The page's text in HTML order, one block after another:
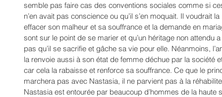
semble pas faire cas des conventions sociales comme si
n’en avait pas conscience ou qu’il s’en moquait. Il voudrait
effacer son malheur et sa souffrance et la demande en
sont sur le point de se marier et qu’un héritage non attendu
pas qu’il se sacrifie et gâche sa vie pour elle. Néanmoins,
la renvoie aussi à son état de femme déchue par la société
car cela la rabaisse et renforce sa souffrance. Ce que le
marchera pas avec Nastasia, il ne parvient pas à la
Nastasia est entourée par beaucoup d’hommes de la